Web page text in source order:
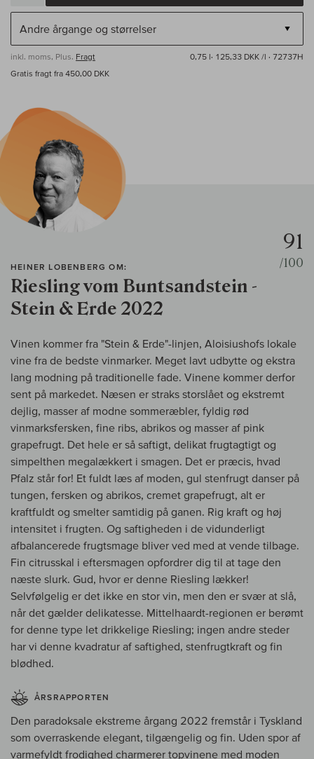
inkl. moms, Plus. Fragt 0,75 l· 125,33 DKK /l · 72737H
Gratis fragt fra 450,00 DKK
HEINER LOBENBERG OM:
Riesling vom Buntsandstein -
Stein & Erde 2022
91
/100
Vinen kommer fra "Stein & Erde"-linjen, Aloisiushofs lokale
vine fra de bedste vinmarker. Meget lavt udbytte og ekstra
lang modning på traditionelle fade. Vinene kommer derfor
sent på markedet. Næsen er straks storslået og ekstremt
dejlig, masser af modne sommeræbler, fyldig rød
vinmarksfersken, fine ribs, abrikos og masser af pink
grapefrugt. Det hele er så saftigt, delikat frugtagtigt og
simpelthen megalækkert i smagen. Det er præcis, hvad
Pfalz står for! Et fuldt læs af moden, gul stenfrugt danser på
tungen, fersken og abrikos, cremet grapefrugt, alt er
kraftfuldt og smelter samtidig på ganen. Rig kraft og høj
intensitet i frugten. Og saftigheden i de vidunderligt
afbalancerede frugtsmage bliver ved med at vende tilbage.
Fin citrusskal i eftersmagen opfordrer dig til at tage den
næste slurk. Gud, hvor er denne Riesling lækker!
Selvfølgelig er det ikke en stor vin, men den er svær at slå,
når det gælder delikatesse. Mittelhaardt-regionen er berømt
for denne type let drikkelige Riesling; ingen andre steder
har vi denne kvadratur af saftighed, stenfrugtkraft og fin
blødhed.
ÅRSRAPPORTEN
Den paradoksale ekstreme årgang 2022 fremstår i Tyskland
som overraskende elegant, tilgængelig og fin. Uden spor af
varmefyldt frodighed charmerer topvinene med moden